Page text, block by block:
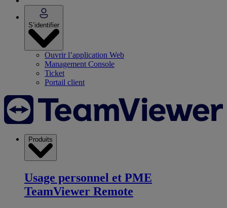
S’identifier
Ouvrir l’application Web
Management Console
Ticket
Portail client
Produits
Usage personnel et PME
TeamViewer Remote